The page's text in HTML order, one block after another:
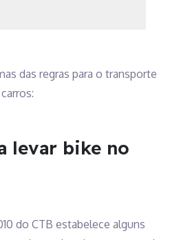
das regras para o transporte
levar bike no
do CTB estabelece alguns